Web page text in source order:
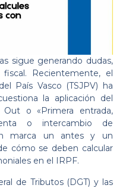
sigue generando dudas,
Recientemente, el
País Vasco (TSJPV) ha
la aplicación del
o «Primera entrada,
o intercambio de
marca un antes y un
cómo se deben calcular
en el IRPF.
de Tributos (DGT) y las